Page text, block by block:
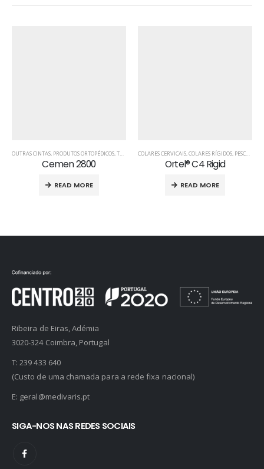
TALAS PARA PUNHO
OUTRAS CINTAS, PRODUTOS ORTOPÉDICOS,TRONCO
Cemen 2800
READ MORE
COLARES CERVICAIS,COLARES RÍGIDOS, PESCOÇO
Ortel® C4 Rigid
READ MORE
Ribeira de Eiras, Adémia
3020-324 Coimbra, Portugal
T:239 433 640
(Custo de uma chamada para a rede fixa nacional)
E: geral@medivaris.pt
SIGA-NOS NAS REDES SOCIAIS